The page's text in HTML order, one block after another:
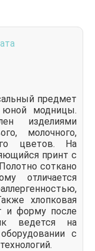
предмет
модницы.
изделиями
молочного,
цветов. На
принт с
соткано
отличается
хлопковая
и форму после
ведется на
с